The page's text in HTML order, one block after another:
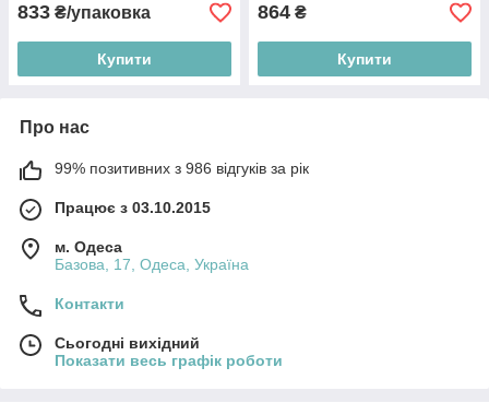
833 ₴/упаковка
Купити
864 ₴
Купити
Про нас
99% позитивних з 986 відгуків за рік
Працює з 03.10.2015
м. Одеса
Базова, 17, Одеса, Україна
Контакти
Сьогодні вихідний
Показати весь графік роботи